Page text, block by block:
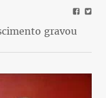
gravou